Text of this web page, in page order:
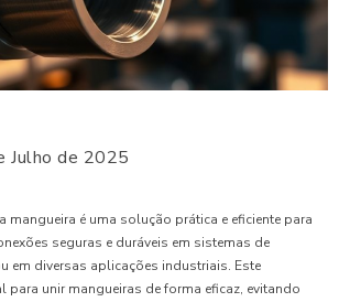
Julho de 2025
mangueira é uma solução prática e eficiente para
seguras e duráveis em sistemas de
em diversas aplicações industriais. Este
para unir mangueiras de forma eficaz, evitando